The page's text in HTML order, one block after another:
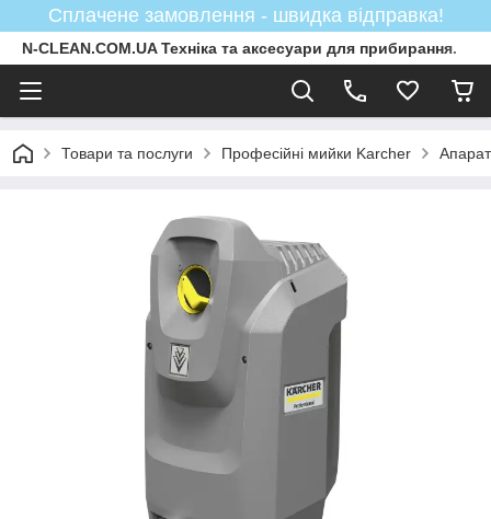
Сплачене замовлення - швидка відправка!
N-CLEAN.COM.UA Техніка та аксесуари для прибирання.
Товари та послуги Професійні мийки Karcher